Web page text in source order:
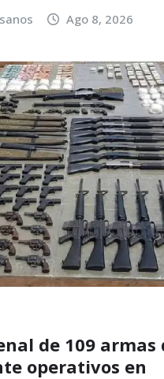
Ago 8, 2026
de 109 armas
operativos en